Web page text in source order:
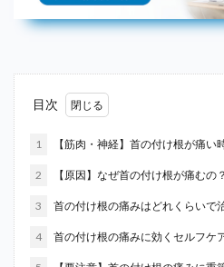
目次
1 【筋肉・神経】首の付け根が痛い
2 【原因】なぜ首の付け根が痛むの？
3 首の付け根の痛みはどれくらいで
4 首の付け根の痛みに効くセルフケ